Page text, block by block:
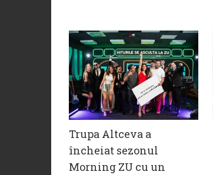
Trupa Altceva a
încheiat sezonul
Morning ZU cu un